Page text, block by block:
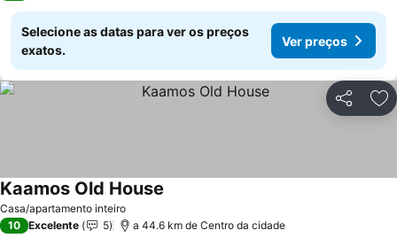
Selecione as datas para ver os preços
exatos.
Ver preços
Partilhar
Casa/apartamento inteiro
Kaamos Old House
10 Excelente 5 a 44.6 km de Centro da cidade